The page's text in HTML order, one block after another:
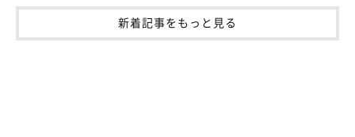
新着記事をもっと見る